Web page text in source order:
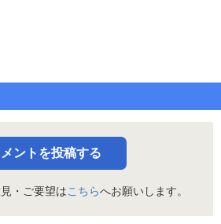
ントを投稿する
・ご要望はこちらへお願いします。